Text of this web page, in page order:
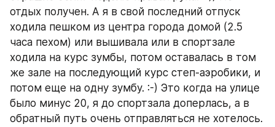
отдых получен. А я в свой последний отпуск
ходила пешком из центра города домой (2.5
часа пехом) или вышивала или в спортзале
ходила на курс зумбы, потом оставалась в том
же зале на последующий курс степ-аэробики, и
потом еще на одну зумбу. :-) Это когда на улице
было минус 20, я до спортзала доперлась, а в
обратный путь очень отправляться не хотелось.